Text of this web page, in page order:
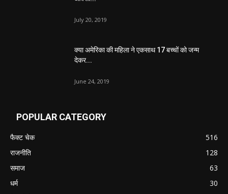
July 20, 2019
क्या अमेरिका की महिला ने एकसाथ 17 बच्चों को जन्म
देकर...
June 24, 2019
POPULAR CATEGORY
फैक्ट चेक
516
राजनीति
128
समाज
63
धर्म
30